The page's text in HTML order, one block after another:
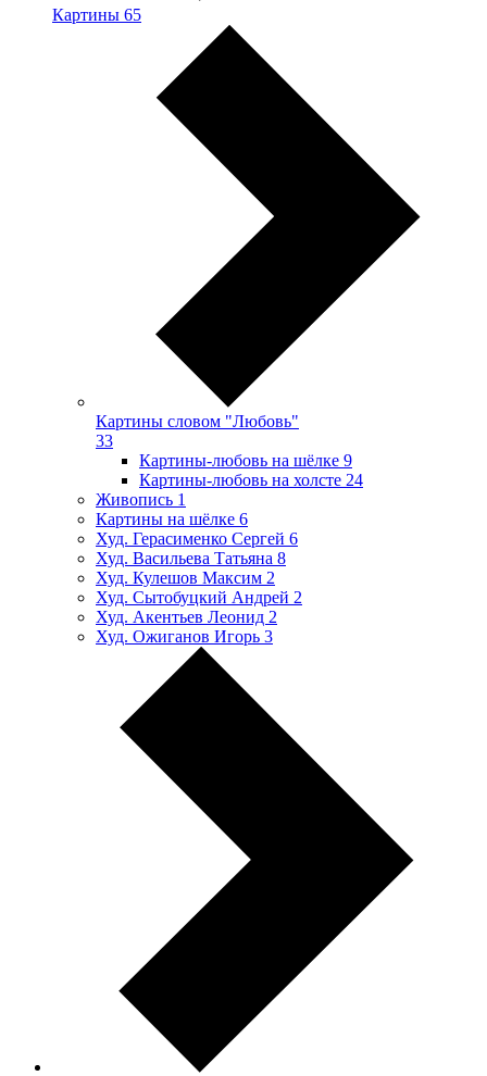
Картины 65
Картины словом "Любовь"
33
Картины-любовь на шёлке 9
Картины-любовь на холсте 24
Живопись 1
Картины на шёлке 6
Худ. Герасименко Сергей 6
Худ. Васильева Татьяна 8
Худ. Кулешов Максим 2
Худ. Сытобуцкий Андрей 2
Худ. Акентьев Леонид 2
Худ. Ожиганов Игорь 3